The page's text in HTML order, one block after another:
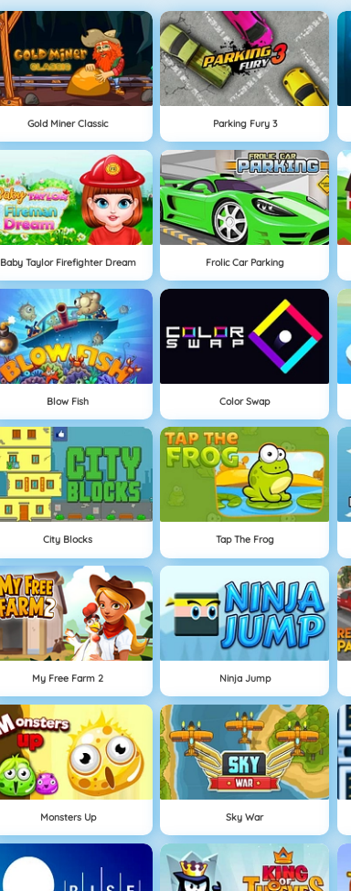
Gold Miner Classic Parking Fury 3
Baby Taylor Firefighter Dream Frolic Car Parking
Blow Fish Color Swap
City Blocks Tap The Frog
My Free Farm 2 Ninja Jump
Monsters Up Sky War